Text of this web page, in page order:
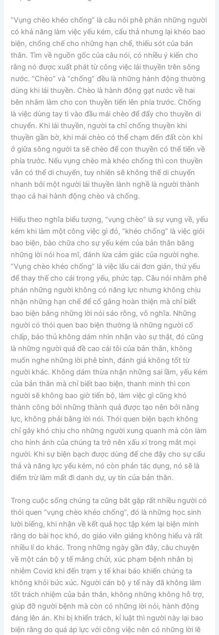
“Vụng chèo khéo chống” là câu nói phê phán những người
có khả năng làm việc yếu kém, cẩu thả nhưng lại khéo bao
biện, chống chế cho những hạn chế, thiếu sót của bản
thân. Tìm về nguồn gốc của câu nói, có nhiều ý kiến cho
rằng nó được xuất phát từ công việc lái thuyền trên sông
nước. “Chèo” và “chống” đều là những hành động thường
dùng khi lái thuyền. Chèo là hành động gạt nước về hai
bên nhằm làm cho con thuyền tiến lên phía trước. Chống
là việc dùng tay tì vào đầu mái chèo để đẩy cho thuyền di
chuyển. Khi lái thuyền, người ta chỉ chống thuyền khi
thuyền gần bờ, khi mái chèo có thể chạm đến đất còn khi
ở giữa sông người ta sẽ chèo để con thuyền có thể tiến về
phía trước. Nếu vụng chèo mà khéo chống thì con thuyền
vẫn có thể di chuyển, tuy nhiên sẽ không thể di chuyển
nhanh bởi một người lái thuyền lành nghề là người thành
thạo cả hai hành động chèo và chống.
Hiểu theo nghĩa biểu tượng, “vụng chèo” là sự vụng về, yếu
kém khi làm một công việc gì đó, “khéo chống” là việc giỏi
bao biện, bào chữa cho sự yếu kém của bản thân bằng
những lời nói hoa mĩ, đánh lừa cảm giác của người nghe.
“Vụng chèo khéo chống” là việc lấu cái đơn giản, thứ yếu
để thay thế cho cái trọng yếu, phức tạp. Câu nói nhằm phê
phán những người không có năng lực nhưng không chịu
nhận những hạn chế để cố gắng hoàn thiện mà chỉ biết
bao biện bằng những lời nói sáo rỗng, vô nghĩa. Những
người có thói quen bao biện thường là những người cố
chấp, bảo thủ không dám nhìn nhận vào sự thật, đó cũng
là những người quá đề cao cái tôi của bản thân, không
muốn nghe những lời phê bình, đánh giá không tốt từ
người khác. Không dám thừa nhận những sai lầm, yếu kém
của bản thân mà chỉ biết bao biện, thanh minh thì con
người sẽ không bao giờ tiến bộ, làm việc gì cũng khó
thành công bởi những thành quả được tạo nên bởi năng
lực, không phải bằng lời nói. Thói quen biện bạch không
chỉ gây khó chịu cho những người xung quanh mà còn làm
cho hình ảnh của chúng ta trở nên xấu xí trong mắt mọi
người. Khi sự biện bạch được dùng để che đậy cho sự cẩu
thả và năng lực yếu kém, nó còn phản tác dụng, nó sẽ là
điểm trừ làm mất đi danh dự, uy tín của bản thân.
Trong cuộc sống chúng ta cũng bắt gặp rất nhiều người có
thói quen “vụng chèo khéo chống”, đó là những học sinh
lười biếng, khi nhận về kết quả học tập kém lại biện minh
rằng do bài học khó, do giáo viên giảng không hiểu và rất
nhiều lí do khác. Trong những ngày gần đây, câu chuyện
về một cán bộ y tế mắng chửi, xúc phạm bệnh nhân bị
nhiễm Covid khi đến trạm y tế khai báo khiến chúng ta
không khỏi bức xúc. Người cán bộ y tế này đã không làm
tốt trách nhiệm của bản thân, không những không hỗ trợ,
giúp đỡ người bệnh mà còn có những lời nói, hành động
đáng lên án. Khi bị khiển trách, kỉ luật thì người này lại bao
biện rằng do quá áp lực với công việc nên có những lời lẽ